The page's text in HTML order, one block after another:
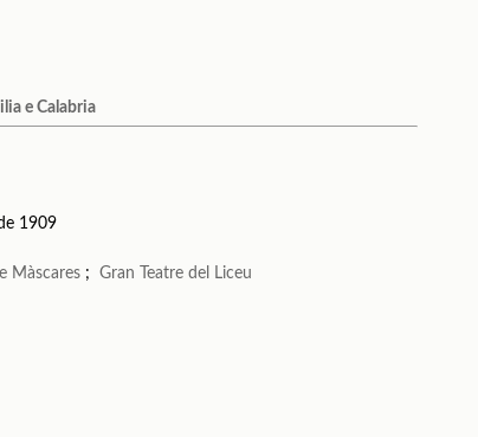
e Calabria
1909
Màscares ;Gran Teatre del Liceu